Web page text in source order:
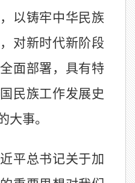
以铸牢中华民族
对新时代新阶段
面部署，具有特
民族工作发展史
大事。
平总书记关于加